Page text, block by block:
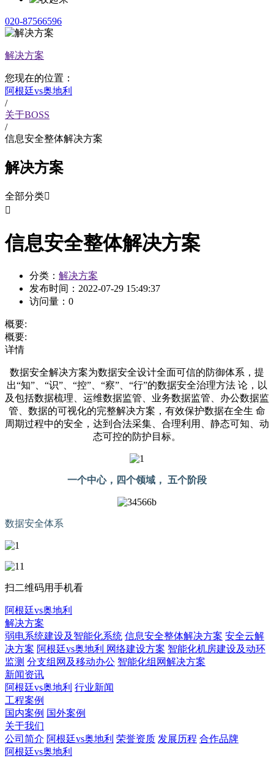
020-87566596
解决方案
您现在的位置：
阿根廷vs奥地利
/
关于BOSS
/
信息安全整体解决方案
解决方案
全部分类

信息安全整体解决方案
分类： 解决方案
发布时间： 2022-07-29 15:49:37
访问量： 0
概要:
概要:
详情
数据安全解决方案为数据安全设计全面可信的防御体系，提
出“知”、“识”、“控”、“察”、“行”的数据安全治理方法 论，以
及包括数据梳理、运维数据监管、业务数据监管、办公数据监
管、数据的可视化的完整解决方案，有效保护数据在全生 命
周期过程中的安全，达到合法采集、合理利用、静态可知、动
态可控的防护目标。
一个中心，四个领域， 五个阶段
数据安全体系
扫二维码用手机看
阿根廷vs奥地利
解决方案
弱电系统建设及智能化系统 信息安全整体解决方案 安全云解
决方案 阿根廷vs奥地利 网络建设方案 智能化机房建设及动环
监测 分支组网及移动办公 智能化组网解决方案
新闻资讯
阿根廷vs奥地利 行业新闻
工程案例
国内案例 国外案例
关于我们
公司简介 阿根廷vs奥地利 荣誉资质 发展历程 合作品牌
阿根廷vs奥地利